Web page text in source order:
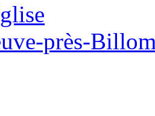
près-